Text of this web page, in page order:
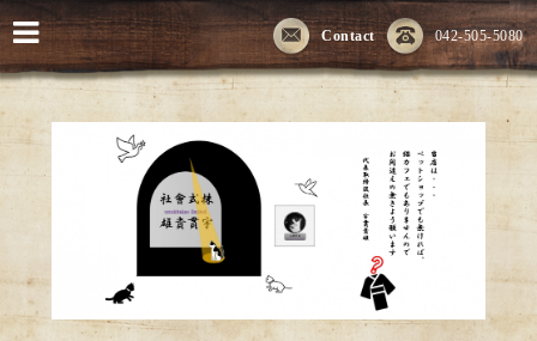
042-505-5080
Contact